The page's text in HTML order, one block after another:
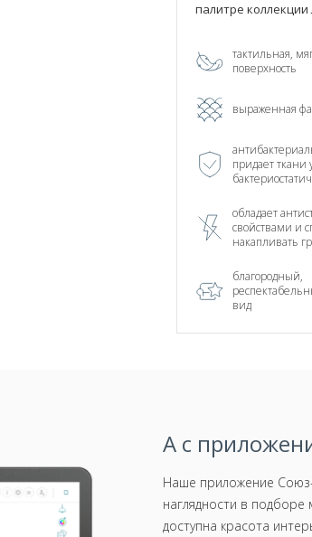
палитре коллекции
тактильная,
поверхность
выраженная
придает ткани
обладает
свойствами и
накапливать
благородный,
вид
А с
Наше приложение
наглядности в
доступна красота